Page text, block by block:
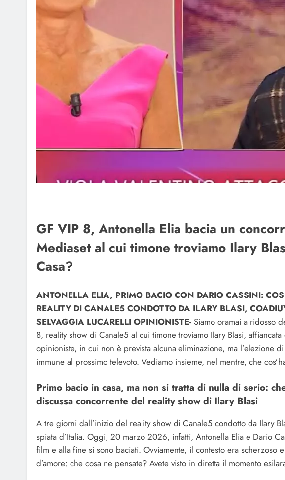
GF VIP 8, Antonella Elia bacia un
Mediaset al cui timone troviamo Ilary
Casa?
ANTONELLA ELIA, PRIMO BACIO CON DARIO CASSINI:
REALITY DI CANALE5 CONDOTTO DA ILARY BLASI,
SELVAGGIA LUCARELLI OPINIONISTE- Siamo oramai a ridosso
8, reality show di Canale5 al cui timone troviamo Ilary Blasi,
opinioniste, in cui non è prevista alcuna eliminazione, ma l’elezione
immune al prossimo televoto. Vediamo insieme, nel mentre, che
Primo bacio in casa, ma non si tratta di nulla di serio:
discussa concorrente del reality show di Ilary Blasi
A tre giorni dall’inizio del reality show di Canale5 condotto da Ilary
spiata d’Italia. Oggi, 20 marzo 2026, infatti, Antonella Elia e Dario
film e alla fine si sono baciati. Ovviamente, il contesto era scherzoso
d’amore: che cosa ne pensate? Avete visto in diretta il momento